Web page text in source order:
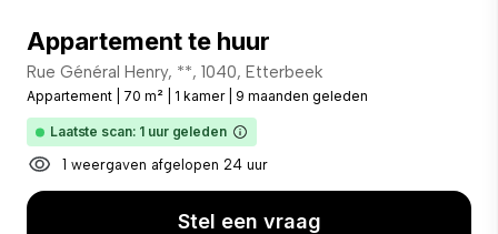
Appartement te huur
Rue Général Henry, **, 1040, Etterbeek
Appartement 70 m² 1 kamer 9 maanden geleden
Laatste scan: 1 uur geleden
1 weergaven afgelopen 24 uur
Stel een vraag